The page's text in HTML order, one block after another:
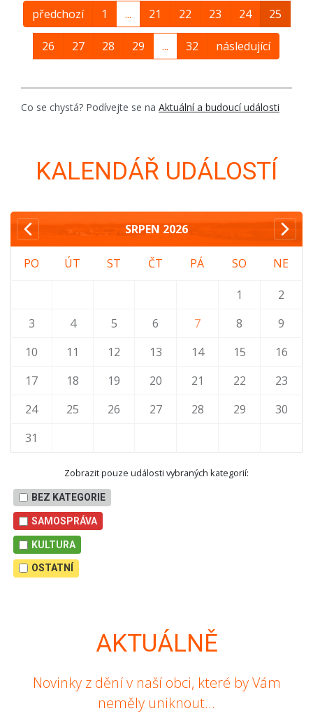
předchozí 1 ... 21 22 23 24 25
26 27 28 29 ... 32 následující
Co se chystá? Podívejte se na Aktuální a budoucí události
KALENDÁŘ UDÁLOSTÍ
SRPEN 2026
PO ÚT ST ČT PÁ SO NE
1
2
3
4 5 6 7 8
9
10
11 12 13 14 15
16
17
18 19 20 21 22
23
24
25 26 27 28 29
30
31
Zobrazit pouze události vybraných kategorií:
BEZ KATEGORIE
SAMOSPRÁVA
KULTURA
OSTATNÍ
AKTUÁLNĚ
Novinky z dění v naší obci, které by Vám
neměly uniknout...